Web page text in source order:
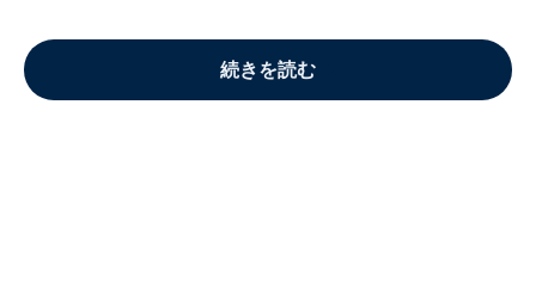
続きを読む